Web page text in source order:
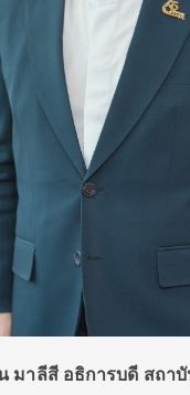
มาลีสี อธิการบดี สถา